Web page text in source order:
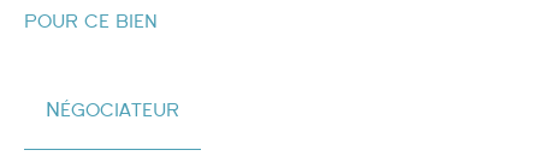
pour ce bien
Négociateur